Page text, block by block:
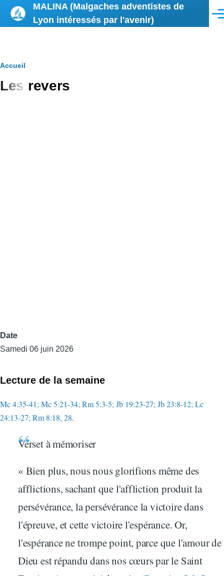
Aller au contenu principal
MALINA (Malgaches adventistes de
Lyon intéressés par l'avenir)
Fil
d'Ariane
Accueil
Les revers
Date
Samedi 06 juin 2026
Lecture de la semaine
Mc 4:35-41; Mc 5:21-34; Rm 5:3-5; Jb 19:23-27; Jb 23:8-12; Lc
24:13-27; Rm 8:18, 28.
Verset à mémoriser
« Bien plus, nous nous glorifions même des
afflictions, sachant que l'affliction produit la
persévérance, la persévérance la victoire dans
l'épreuve, et cette victoire l'espérance. Or,
l'espérance ne trompe point, parce que l'amour de
Dieu est répandu dans nos cœurs par le Saint